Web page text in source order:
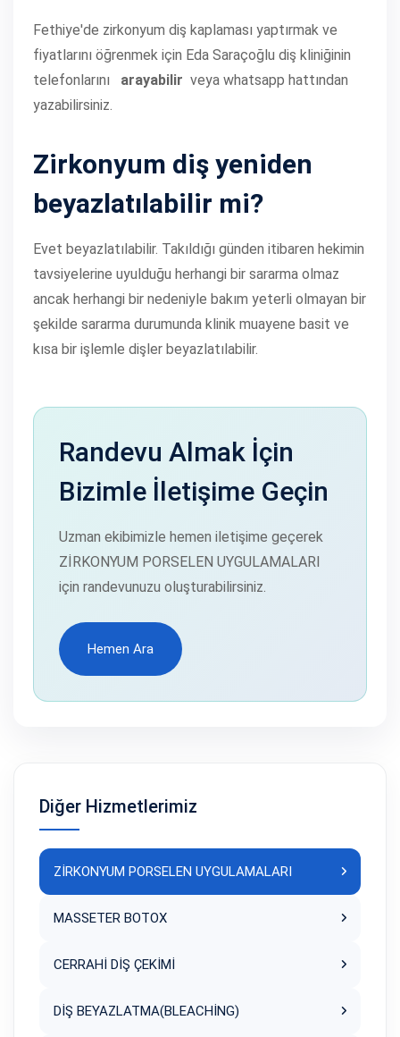
Fethiye'de zirkonyum diş kaplaması yaptırmak ve
fiyatlarını öğrenmek için Eda Saraçoğlu diş kliniğinin
telefonlarını
arayabilir veya whatsapp hattından
yazabilirsiniz.
Zirkonyum diş yeniden
beyazlatılabilir mi?
Evet beyazlatılabilir. Takıldığı günden itibaren hekimin
tavsiyelerine uyulduğu herhangi bir sararma olmaz
ancak herhangi bir nedeniyle bakım yeterli olmayan bir
şekilde sararma durumunda klinik muayene basit ve
kısa bir işlemle dişler beyazlatılabilir.
Randevu Almak İçin
Bizimle İletişime Geçin
Uzman ekibimizle hemen iletişime geçerek
ZİRKONYUM PORSELEN UYGULAMALARI
için randevunuzu oluşturabilirsiniz.
Hemen Ara
Diğer Hizmetlerimiz
ZİRKONYUM PORSELEN UYGULAMALARI
MASSETER BOTOX
CERRAHİ DİŞ ÇEKİMİ
DİŞ BEYAZLATMA(BLEACHİNG)